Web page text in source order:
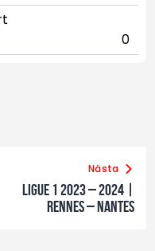
0
Nästa
Ligue 1 2023 – 2024 |
Rennes – Nantes